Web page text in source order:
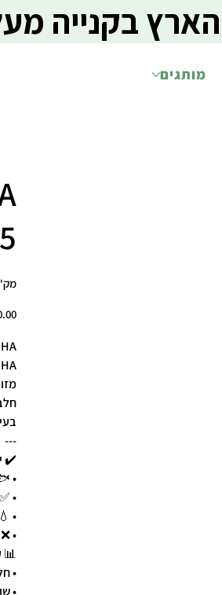
מותגים
בקנייה
‏110.00 ‏₪
HA פרו פלאן היפואלרגני לכלבים 1.5 ק"ג 🐾🐶
---
✔️
•
•
•
•
📊
•